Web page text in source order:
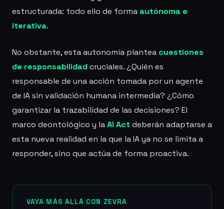
estructurada: todo ello de forma autónoma e
iterativa.
No obstante, esta autonomía plantea cuestiones
de responsabilidad cruciales. ¿Quién es
responsable de una acción tomada por un agente
de IA sin validación humana intermedia? ¿Cómo
garantizar la trazabilidad de las decisiones? El
marco deontológico y laAI Act deberán adaptarse a
esta nueva realidad en la que la IA ya no se limita a
responder, sino que actúa de forma proactiva.
VAYA MÁS ALLÁ CON ZEVRA